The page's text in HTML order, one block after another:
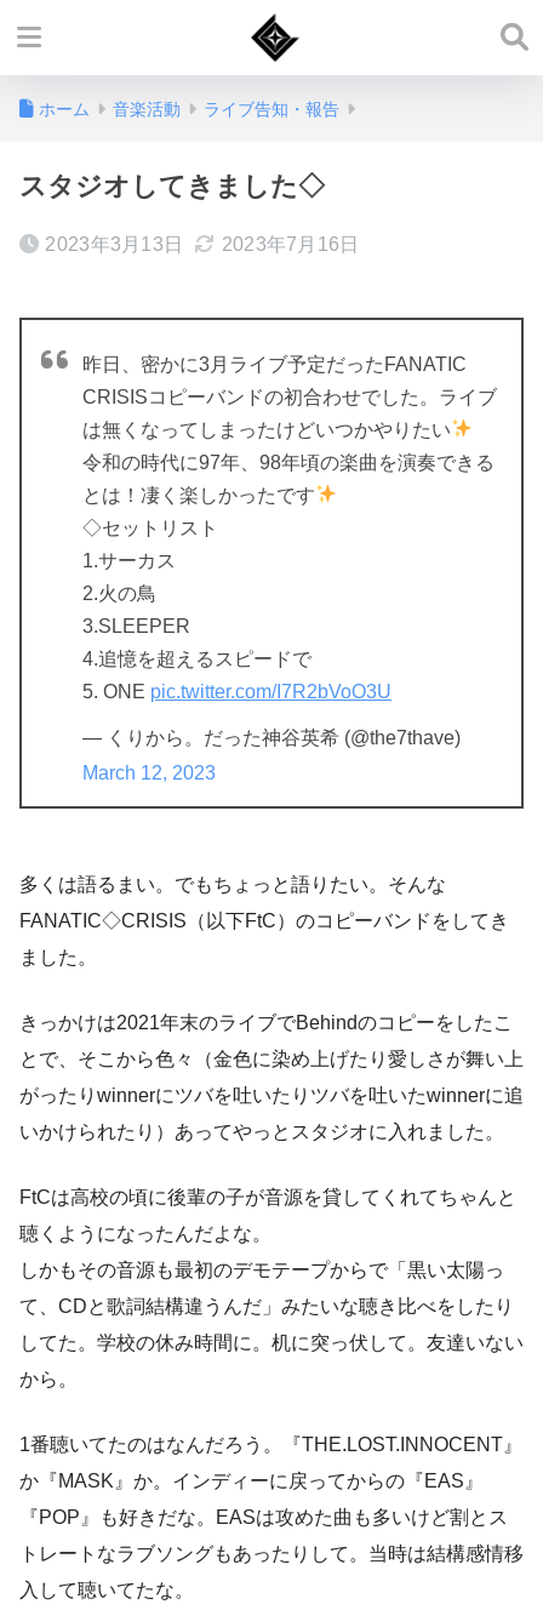
ホーム 音楽活動 ライブ告知・報告
スタジオしてきました◇
2023年3月13日 2023年7月16日
昨日、密かに3月ライブ予定だったFANATIC
CRISISコピーバンドの初合わせでした。ライブ
は無くなってしまったけどいつかやりたい
令和の時代に97年、98年頃の楽曲を演奏できる
とは！凄く楽しかったです
◇セットリスト
1.サーカス
2.火の鳥
3.SLEEPER
4.追憶を超えるスピードで
5. ONE pic.twitter.com/I7R2bVoO3U
— くりから。だった神谷英希 (@the7thave)
March 12, 2023
多くは語るまい。でもちょっと語りたい。そんな
FANATIC◇CRISIS（以下FtC）のコピーバンドをしてき
ました。
きっかけは2021年末のライブでBehindのコピーをしたこ
とで、そこから色々（金色に染め上げたり愛しさが舞い上
がったりwinnerにツバを吐いたりツバを吐いたwinnerに追
いかけられたり）あってやっとスタジオに入れました。
FtCは高校の頃に後輩の子が音源を貸してくれてちゃんと
聴くようになったんだよな。
しかもその音源も最初のデモテープからで「黒い太陽っ
て、CDと歌詞結構違うんだ」みたいな聴き比べをしたり
してた。学校の休み時間に。机に突っ伏して。友達いない
から。
1番聴いてたのはなんだろう。『THE.LOST.INNOCENT』
か『MASK』か。インディーに戻ってからの『EAS』
『POP』も好きだな。EASは攻めた曲も多いけど割とス
トレートなラブソングもあったりして。当時は結構感情移
入して聴いてたな。